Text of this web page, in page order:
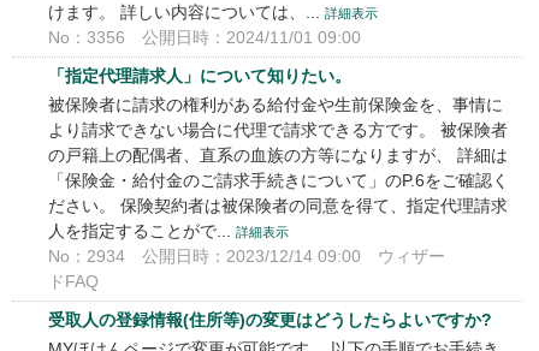
けます。 詳しい内容については、...
詳細表示
No：3356
公開日時：2024/11/01 09:00
「指定代理請求人」について知りたい。
被保険者に請求の権利がある給付金や生前保険金を、事情に
より請求できない場合に代理で請求できる方です。 被保険者
の戸籍上の配偶者、直系の血族の方等になりますが、 詳細は
「保険金・給付金のご請求手続きについて」のP.6をご確認く
ださい。 保険契約者は被保険者の同意を得て、指定代理請求
人を指定することがで...
詳細表示
No：2934 公開日時：2023/12/14 09:00
ウィザー
ドFAQ
受取人の登録情報(住所等)の変更はどうしたらよいですか?